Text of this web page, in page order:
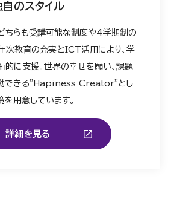
のスタイル
ちらも受講可能な制度や4学期制の
次教育の充実とICT活用により、学
的に支援。世界の幸せを願い、課題
できる"Hapiness Creator"とし
用意しています。
詳細を見る